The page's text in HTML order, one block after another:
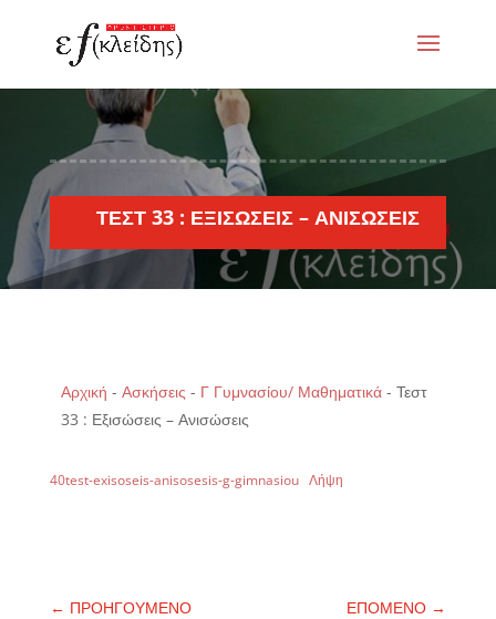
ΤΕΣΤ 33 : ΕΞΙΣΏΣΕΙΣ – ΑΝΙΣΏΣΕΙΣ
Αρχική - Ασκήσεις - Γ Γυμνασίου/ Μαθηματικά- Τεστ
33 : Εξισώσεις – Ανισώσεις
40test-exisoseis-anisosesis-g-gimnasiou Λήψη
← ΠΡΟΗΓΟΥΜΕΝΟ ΕΠΟΜΕΝΟ →